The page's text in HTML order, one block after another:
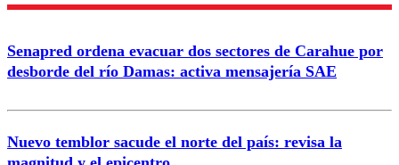
Enviar comentario
Senapred ordena evacuar dos sectores de Carahue por
desborde del río Damas: activa mensajería SAE
Nuevo temblor sacude el norte del país: revisa la